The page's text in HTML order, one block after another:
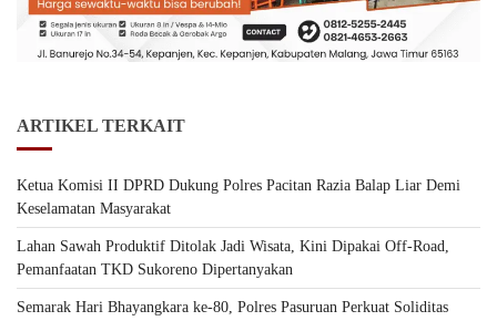
ARTIKEL TERKAIT
Ketua Komisi II DPRD Dukung Polres Pacitan Razia Balap Liar Demi
Keselamatan Masyarakat
Lahan Sawah Produktif Ditolak Jadi Wisata, Kini Dipakai Off-Road,
Pemanfaatan TKD Sukoreno Dipertanyakan
Semarak Hari Bhayangkara ke-80, Polres Pasuruan Perkuat Soliditas